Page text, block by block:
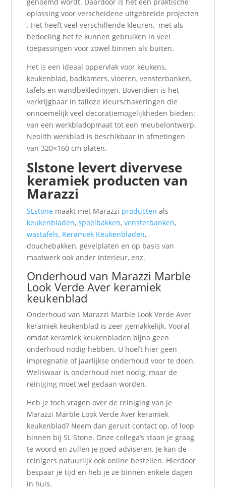
oplossing voor verscheidene uitgebreide projecten
. Het heeft veel verschillende kleuren, met als
bedoeling het te kunnen gebruiken in veel
toepassingen voor zowel binnen als buiten.
Het is een ideaal oppervlak voor keukens,
keukenblad, badkamers, vloeren, vensterbanken,
tafels en wandbekledingen. Bovendien is het
verkrijgbaar in talloze kleurschakeringen die
onnoemelijk veel decoratiemogelijkheden bieden:
van een werkbladopmaat tot een meubelontwerp.
Neolith werkblad is beschikbaar in afmetingen
van 320×160 cm platen.
Slstone levert divervese
keramiek producten van
Marazzi
SLstone maakt met Marazzi producten als
keukenbladen,spoelbakken,vensterbanken,
wastafels, Keramiek Keukenbladen,
douchebakken, gevelplaten en op basis van
maatwerk ook ander interieur, enz.
Onderhoud van Marazzi Marble
Look Verde Aver keramiek
keukenblad
Onderhoud van Marazzi Marble Look Verde Aver
keramiek keukenblad is zeer gemakkelijk. Vooral
omdat keramiek keukenbladen bijna geen
onderhoud nodig hebben. U hoeft hier geen
impregnatie of jaarlijkse onderhoud voor te doen.
Weliswaar is onderhoud niet nodig, maar de
reiniging moet wel gedaan worden.
Heb je toch vragen over de reiniging van je
Marazzi Marble Look Verde Aver keramiek
keukenblad? Neem dan gerust contact op, of loop
binnen bij SL Stone. Onze collega’s staan je graag
te woord en zullen je goed adviseren. Je kan de
reinigers natuurlijk ook online bestellen. Hierdoor
bespaar je tijd en heb je ze binnen enkele dagen
in huis.